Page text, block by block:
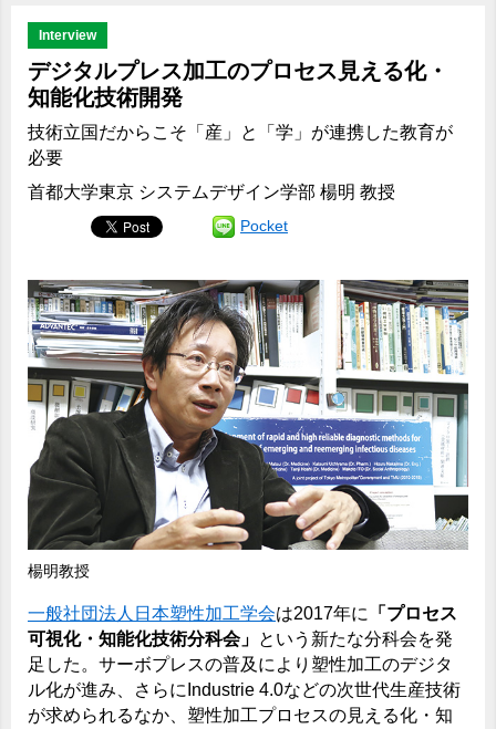
Interview
デジタルプレス加工のプロセス見える化・
知能化技術開発
技術立国だからこそ「産」と「学」が連携した教育が
必要
首都大学東京 システムデザイン学部 楊明 教授
Pocket
楊明教授
一般社団法人日本塑性加工学会は2017年に
「プロセス
可視化・知能化技術分科会」 という新たな分科会を発
足した。サーボプレスの普及により塑性加工のデジタ
ル化が進み、さらにIndustrie 4.0などの次世代生産技術
が求められるなか、塑性加工プロセスの見える化・知